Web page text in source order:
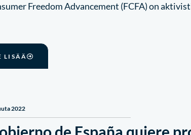
Freedom Advancement (FCFA) on
LISÄÄ
2022